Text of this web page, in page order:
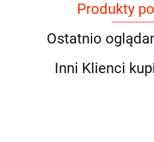
Produkty
Ostatnio
Inni Klienci